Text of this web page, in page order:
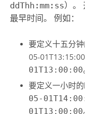
ddThh:mm:ss）。
最早时间。 例如：
要定义十五分
05-
01T13:00:00
要定义一小时
05-
01T13:00:00